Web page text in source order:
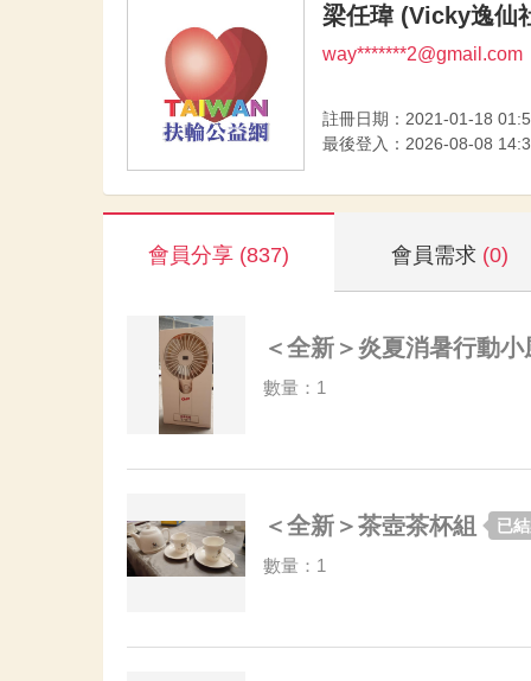
梁任瑋 (Vicky逸仙
way*******2@gmail.com
註冊日期：2021-01-18
最後登入：2026-08-08
會員分享 (837) 會員需求 (0)
＜全新＞炎夏消暑行動小
數量：1
＜全新＞茶壺茶杯組 已
數量：1